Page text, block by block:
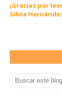
¡Gracias por
Silvia